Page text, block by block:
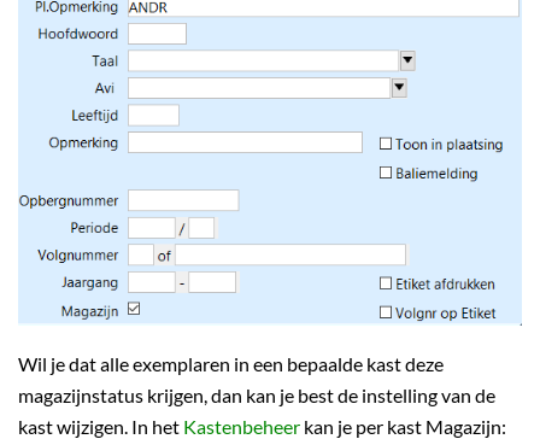
Wil je dat alle exemplaren in een bepaalde kast deze
magazijnstatus krijgen, dan kan je best de instelling van de
kast wijzigen. In het Kastenbeheer kan je per kast Magazijn: